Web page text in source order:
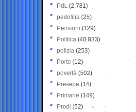
PdL (2.781)
pedofilia (25)
Pensioni (129)
Politica (40.833)
polizia (253)
Porto (12)
povertà (502)
Presepe (14)
Primarie (149)
Prodi (52)